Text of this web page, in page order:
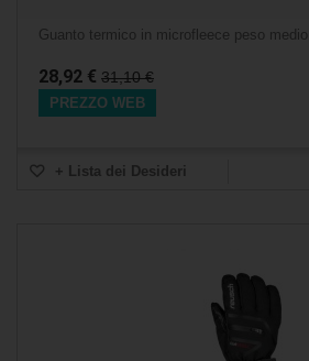
Guanto termico in microfleece peso
28,92 € 31,10 €
PREZZO WEB
+ Lista dei Desideri